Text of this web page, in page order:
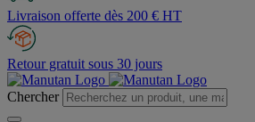
Livraison offerte dès 200 € HT
Retour gratuit sous 30 jours
Chercher